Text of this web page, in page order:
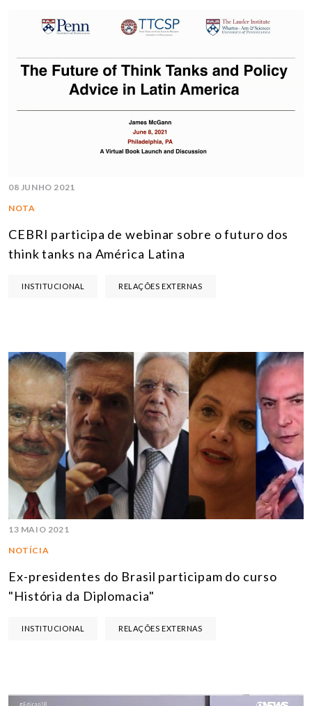
08 JUNHO 2021
NOTA
CEBRI participa de webinar sobre o futuro dos
think tanks na América Latina
INSTITUCIONAL RELAÇÕES EXTERNAS
13 MAIO 2021
NOTÍCIA
Ex-presidentes do Brasil participam do curso
"História da Diplomacia"
INSTITUCIONAL RELAÇÕES EXTERNAS